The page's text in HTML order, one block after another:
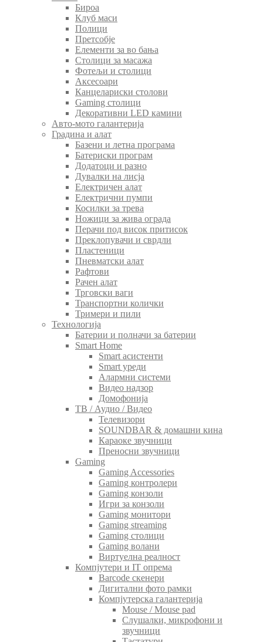
Бироа
Клуб маси
Полици
Претсобје
Елементи за во бања
Столици за масажа
Фотељи и столици
Аксесоари
Канцелариски столови
Gaming столици
Декоративни LED камини
Авто-мото галантерија
Градина и алат
Базени и летна програма
Батериски програм
Додатоци и разно
Дувалки на лисја
Електричен алат
Електрични пумпи
Косилки за трева
Ножици за жива ограда
Перачи под висок притисок
Преклопувачи и сврдли
Пластеници
Пневматски алат
Рафтови
Рачен алат
Трговски ваги
Транспортни колички
Тримери и пили
Технологија
Батерии и полначи за батерии
Smart Home
Smart асистенти
Smart уреди
Алармни системи
Видео надзор
Домофонија
ТВ / Аудио / Видео
Телевизори
SOUNDBAR & домашни кина
Караоке звучници
Преносни звучници
Gaming
Gaming Accessories
Gaming контролери
Gaming конзоли
Игри за конзоли
Gaming монитори
Gaming streaming
Gaming столици
Gaming волани
Виртуелна реалност
Компјутери и IT опрема
Barcode скенери
Дигитални фото рамки
Компјутерска галантерија
Mouse / Mouse pad
Слушалки, микрофони и
звучници